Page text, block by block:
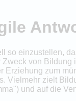
so einzustellen,
von
Erziehung zum
Vielmehr zielt
und auf die